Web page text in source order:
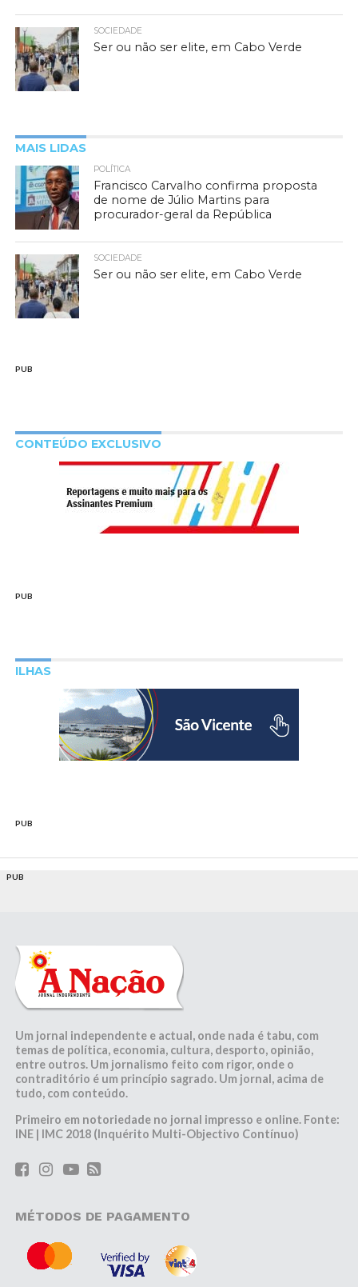
SOCIEDADE
Ser ou não ser elite, em Cabo Verde
MAIS LIDAS
POLÍTICA
Francisco Carvalho confirma proposta
de nome de Júlio Martins para
procurador-geral da República
SOCIEDADE
Ser ou não ser elite, em Cabo Verde
PUB
CONTEÚDO EXCLUSIVO
PUB
ILHAS
PUB
PUB
Um jornal independente e actual, onde nada é tabu, com
temas de política, economia, cultura, desporto, opinião,
entre outros. Um jornalismo feito com rigor, onde o
contraditório é um princípio sagrado. Um jornal, acima de
tudo, com conteúdo.
Primeiro em notoriedade no jornal impresso e online. Fonte:
INE | IMC 2018 (Inquérito Multi-Objectivo Contínuo)
MÉTODOS DE PAGAMENTO